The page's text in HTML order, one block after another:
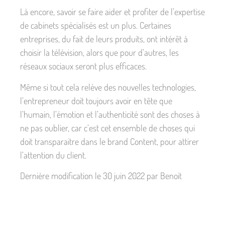
Là encore, savoir se faire aider et profiter de l’expertise
de cabinets spécialisés est un plus. Certaines
entreprises, du fait de leurs produits, ont intérêt à
choisir la télévision, alors que pour d’autres, les
réseaux sociaux seront plus efficaces.
Même si tout cela relève des nouvelles technologies,
l’entrepreneur doit toujours avoir en tête que
l’humain, l’émotion et l’authenticité sont des choses à
ne pas oublier, car c’est cet ensemble de choses qui
doit transparaitre dans le brand Content, pour attirer
l’attention du client.
Dernière modification le 30 juin 2022 par Benoit